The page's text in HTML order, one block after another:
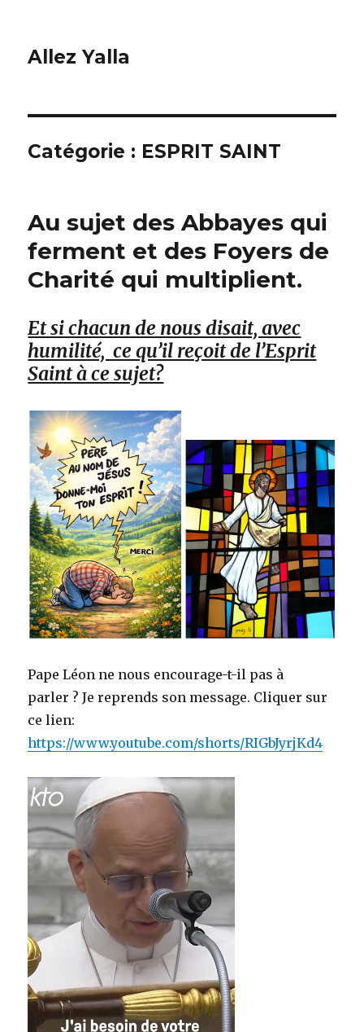
Allez Yalla
Catégorie : ESPRIT SAINT
Au sujet des Abbayes qui
ferment et des Foyers de
Charité qui multiplient.
Et si chacun de nous disait, avec
humilité, ce qu’il reçoit de l’Esprit
Saint à ce sujet?
Pape Léon ne nous encourage-t-il pas à
parler ? Je reprends son message. Cliquer sur
ce lien:
https://www.youtube.com/shorts/RIGbJyrjKd4